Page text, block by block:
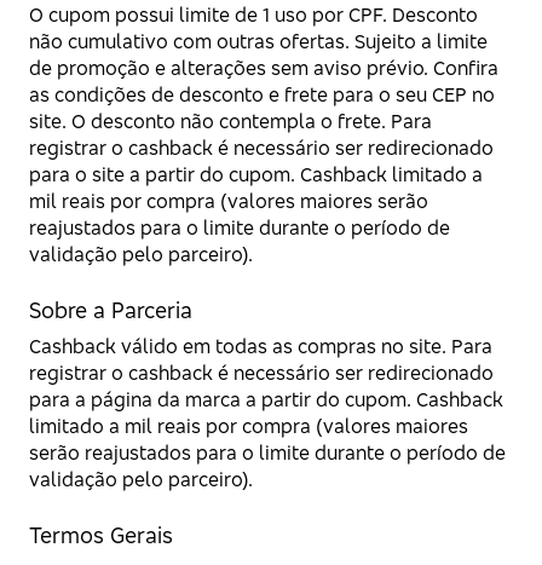
O cupom possui limite de 1 uso por CPF. Desconto
não cumulativo com outras ofertas. Sujeito a limite
de promoção e alterações sem aviso prévio. Confira
as condições de desconto e frete para o seu CEP no
site. O desconto não contempla o frete. Para
registrar o cashback é necessário ser redirecionado
para o site a partir do cupom. Cashback limitado a
mil reais por compra (valores maiores serão
reajustados para o limite durante o período de
validação pelo parceiro).
Sobre a Parceria
Cashback válido em todas as compras no site. Para
registrar o cashback é necessário ser redirecionado
para a página da marca a partir do cupom. Cashback
limitado a mil reais por compra (valores maiores
serão reajustados para o limite durante o período de
validação pelo parceiro).
Termos Gerais